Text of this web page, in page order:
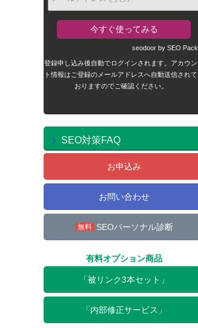
seodoor by SEO Pack
登録申し込み後自動でログインされます。アカウン
ト情報はご登録のメールアドレスへ自動送信されて
おりますのでご確認ください。
SEO対策FAQ
お申込み
お問い合わせ
無料 SEOパーソナル診断
有料オプション商品
「被リンク3本セット」
「内部修正サービス」